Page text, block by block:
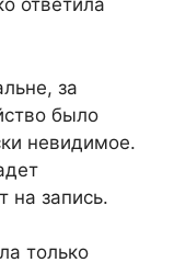
ответила
за
было
невидимое.
на запись.
только